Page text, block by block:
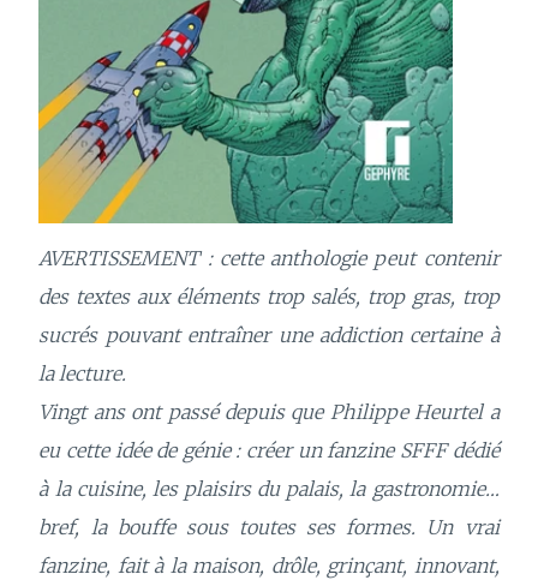
AVERTISSEMENT : cette anthologie peut contenir
des textes aux éléments trop salés, trop gras, trop
sucrés pouvant entraîner une addiction certaine à
la lecture.
Vingt ans ont passé depuis que Philippe Heurtel a
eu cette idée de génie : créer un fanzine SFFF dédié
à la cuisine, les plaisirs du palais, la gastronomie…
bref, la bouffe sous toutes ses formes. Un vrai
fanzine, fait à la maison, drôle, grinçant, innovant,